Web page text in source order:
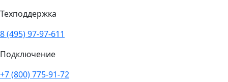
Техподдержка
8 (495) 97-97-611
Подключение
+7 (800) 775-91-72